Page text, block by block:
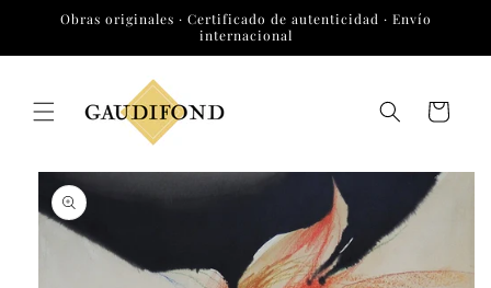
directamente
Obras originales · Certificado de autenticidad · Envío
internacional
Carrito
directamente
información
del producto